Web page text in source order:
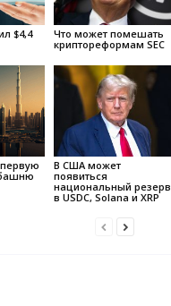
$4,4
Что может помешать
криптореформам SEC
В США может
появиться
национальный резерв
в USDC, Solana и XRP